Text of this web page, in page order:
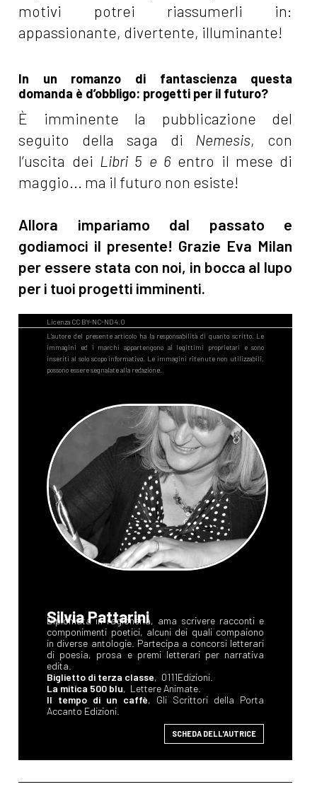
motivi potrei riassumerli in:
appassionante, divertente, illuminante!
In un romanzo di fantascienza questa
domanda è d’obbligo: progetti per il futuro?
È imminente la pubblicazione del
seguito della saga di Nemesis, con
l’uscita dei Libri 5 e 6entro il mese di
maggio... ma il futuro non esiste!
Allora impariamo dal passato e
godiamoci il presente! Grazie Eva Milan
per essere stata con noi, in bocca al lupo
per i tuoi progetti imminenti.
Silvia Pattarini
Diplomata in ragioneria, ama scrivere racconti e
componimenti poetici, alcuni dei quali compaiono
in diverse antologie. Partecipa a concorsi letterari
di poesia, prosa e premi letterari per narrativa
edita.
Biglietto di terza classe, 0111Edizioni.
La mitica 500 blu, Lettere Animate.
Il tempo di un caffè, Gli Scrittori della Porta
Accanto Edizioni.
SCHEDA DELL'AUTRICE